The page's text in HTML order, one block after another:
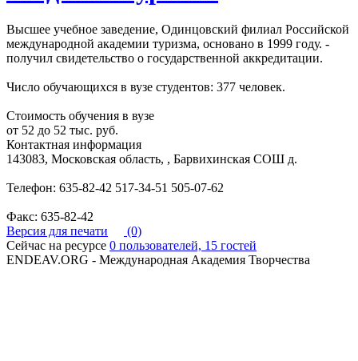
Высшее учебное заведение, Одинцовский филиал Российской
международной академии туризма, основано в 1999 году. -
получил свидетельство о государственной аккредитации.
Число обучающихся в вузе студентов: 377 человек.
Стоимость обучения в вузе
от 52 до 52 тыс. руб.
Контактная информация
143083, Московская область, , Барвихинская СОШ д.
Телефон: 635-82-42 517-34-51 505-07-62
Факс: 635-82-42
Версия для печати
(0)
Сейчас на ресурсе 0 пользователей, 15 гостей
ENDEAV.ORG - Международная Академия Творчества